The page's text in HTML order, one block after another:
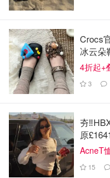
电子水墨屏有两大特点
书籍非常类似，从而达
从而使得白色和黑色两
案可以长期显示而不耗
电量，这也使得Kindle
Crocs
冰云朵
4折起+
3
夯
原
AcneT
15